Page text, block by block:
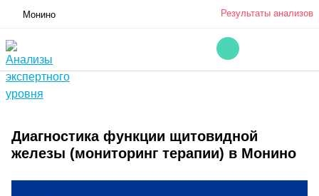
Монино Результаты анализов
Диагностика функции щитовидной
железы (мониторинг терапии) в Монино